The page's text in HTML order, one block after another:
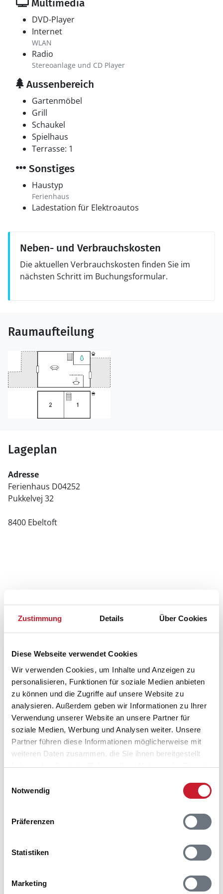
Zustimmung Details Über Cookies
Diese Webseite verwendet Cookies
Wir verwenden Cookies, um Inhalte und Anzeigen zu
personalisieren, Funktionen für soziale Medien anbieten
zu können und die Zugriffe auf unsere Website zu
analysieren. Außerdem geben wir Informationen zu Ihrer
Verwendung unserer Website an unsere Partner für
soziale Medien, Werbung und Analysen weiter. Unsere
Partner führen diese Informationen möglicherweise mit
weiteren Daten zusammen, die Sie ihnen bereitgestellt
haben oder die sie im Rahmen Ihrer Nutzung der Dienste
Notwendig
Präferenzen
Statistiken
Marketing
Multimedia
DVD-Player
Internet
WLAN
Radio
Stereoanlage und CD Player
Aussenbereich
Gartenmöbel
Grill
Schaukel
Spielhaus
Terrasse: 1
Sonstiges
Haustyp
Ferienhaus
Ladestation für Elektroautos
Neben- und Verbrauchskosten
Die aktuellen Verbrauchskosten finden Sie im
nächsten Schritt im Buchungsformular.
Raumaufteilung
Lageplan
Adresse
Ferienhaus D04252
Pukkelvej 32
8400 Ebeltoft
Belegungskalender
Anreisetag im Belegungskalender anklicken
Sie bekommen Verfügbarkeit und Preis angezeigt
Bitte beachten Sie, dass sich bei Änderungen des
Hausbeschreibung und/oder der Ausstattung ergeben
können.